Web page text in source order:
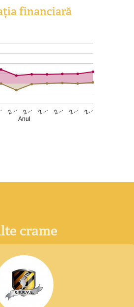
financiară
2… 2… 2… 2… 2… 2…
Anul
crame